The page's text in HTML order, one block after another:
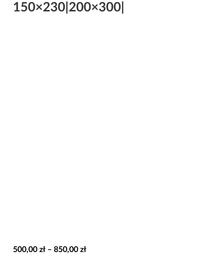
150×230|200×300|
500,00 zł – 850,00 złZakres